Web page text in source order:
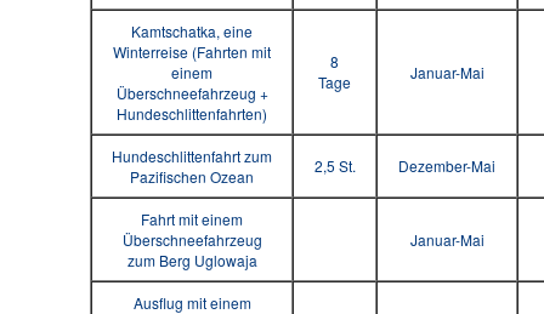
Kamtschatka, eine
Winterreise (Fahrten mit
einem
Überschneefahrzeug +
Hundeschlittenfahrten)
8
Tage
Januar-Mai
Hundeschlittenfahrt zum
Pazifischen Ozean
2,5 St. Dezember-Mai
Fahrt mit einem
Überschneefahrzeug
zum Berg Uglowaja
Januar-Mai
Ausflug mit einem